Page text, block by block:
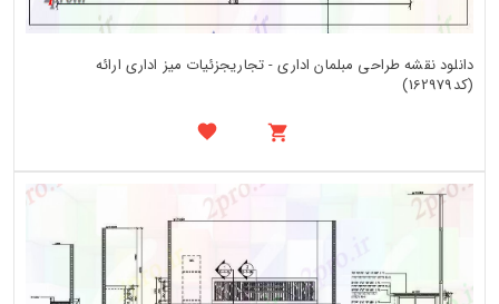
دانلود نقشه طراحی مبلمان اداری - تجاریجزئیات میز اداری ارائه
(کد162979)